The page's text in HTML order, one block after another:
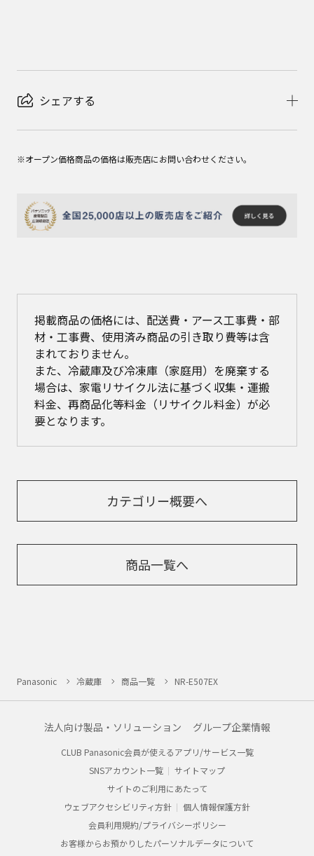
シェアする
※オープン価格商品の価格は販売店にお問い合わせください。
掲載商品の価格には、配送費・アース工事費・部
材・工事費、使用済み商品の引き取り費等は含
まれておりません。
また、冷蔵庫及び冷凍庫（家庭用）を廃棄する
場合は、家電リサイクル法に基づく収集・運搬
料金、再商品化等料金（リサイクル料金）が必
要となります。
カテゴリー概要へ
商品一覧へ
Panasonic 冷蔵庫 商品一覧 NR-E507EX
法人向け製品・ソリューション グループ企業情報
CLUB Panasonic会員が使えるアプリ/サービス一覧
SNSアカウント一覧
サイトマップ
サイトのご利用にあたって
ウェブアクセシビリティ方針
個人情報保護方針
会員利用規約/プライバシーポリシー
お客様からお預かりしたパーソナルデータについて